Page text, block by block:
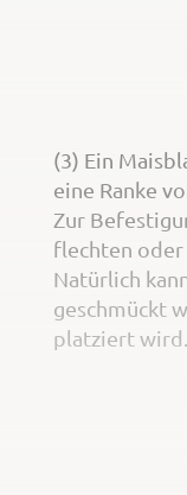
(3) Ein
eine Ranke
Zur
flechten oder
Natürlich
geschmückt
platziert wird.